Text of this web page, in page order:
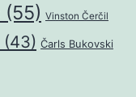
(55) Vinston Čerčil
(43) Čarls Bukovski